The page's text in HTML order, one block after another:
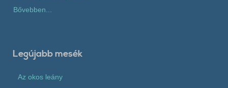
Bővebben...
Legújabb mesék
Az okos leány